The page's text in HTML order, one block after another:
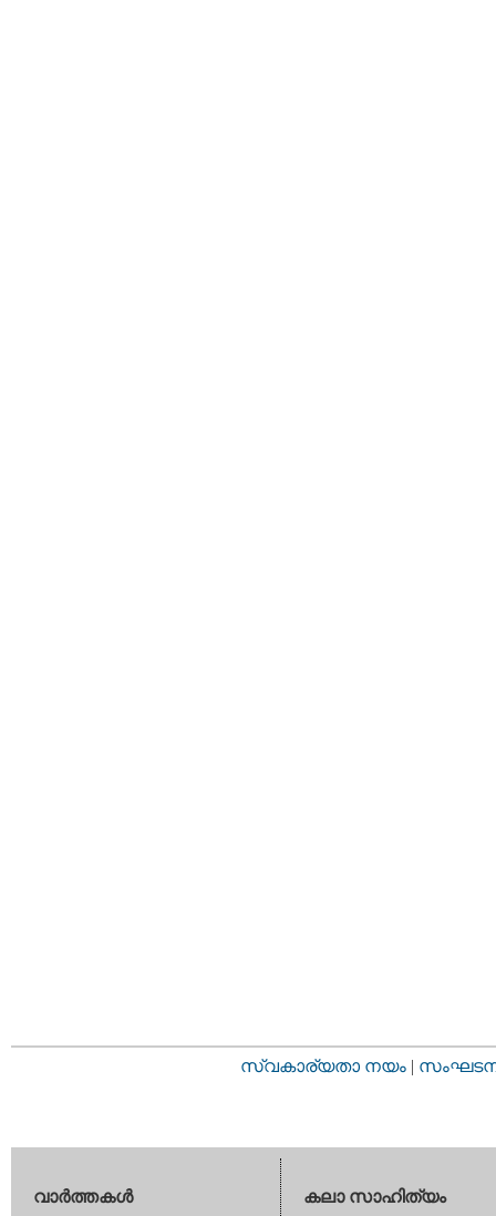
സ്വകാര്യതാ നയം |
വാര്‍ത്തകള്‍
കലാ സാഹിത്യം